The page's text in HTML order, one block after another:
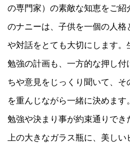
の専門家）の素敵な知恵をご
のナニーは、子供を一個の人
や対話をとても大切にします
勉強の計画も、一方的な押し
ちや意見をじっくり聞いて、
を重んじながら一緒に決めます。
勉強や決まり事が約束通りで
上の大きなガラス瓶に、美し